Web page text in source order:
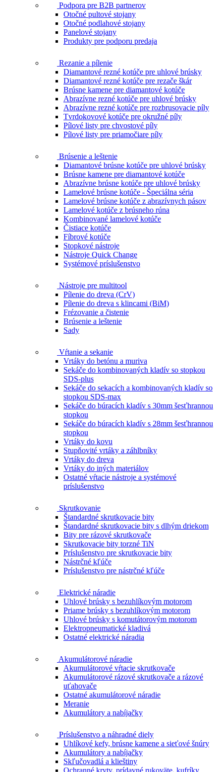
Podpora pre B2B partnerov
Otočné pultové stojany
Otočné podlahové stojany
Panelové stojany
Produkty pre podporu predaja
Rezanie a pílenie
Diamantové rezné kotúče pre uhlové brúsky
Diamantové rezné kotúče pre rezače škár
Brúsne kamene pre diamantové kotúče
Abrazívne rezné kotúče pre uhlové brúsky
Abrazívne rezné kotúče pre rozbrusovacie píly
Tvrdokovové kotúče pre okružné píly
Pílové listy pre chvostové píly
Pílové listy pre priamočiare píly
Brúsenie a leštenie
Diamantové brúsne kotúče pre uhlové brúsky
Brúsne kamene pre diamantové kotúče
Abrazívne brúsne kotúče pre uhlové brúsky
Lamelové brúsne kotúče - Špeciálna séria
Lamelové brúsne kotúče z abrazívnych pásov
Lamelové kotúče z brúsneho rúna
Kombinované lamelové kotúče
Čistiace kotúče
Fíbrové kotúče
Stopkové nástroje
Nástroje Quick Change
Systémové príslušenstvo
Nástroje pre multitool
Pílenie do dreva (CrV)
Pílenie do dreva s klincami (BiM)
Frézovanie a čistenie
Brúsenie a leštenie
Sady
Vŕtanie a sekanie
Vrtáky do betónu a muriva
Sekáče do kombinovaných kladív so stopkou
SDS-plus
Sekáče do sekacích a kombinovaných kladív so
stopkou SDS-max
Sekáče do búracích kladív s 30mm šesťhrannou
stopkou
Sekáče do búracích kladív s 28mm šesťhrannou
stopkou
Vrtáky do kovu
Stupňovité vrtáky a záhlbníky
Vrtáky do dreva
Vrtáky do iných materiálov
Ostatné vŕtacie nástroje a systémové
príslušenstvo
Skrutkovanie
Štandardné skrutkovacie bity
Štandardné skrutkovacie bity s dlhým driekom
Bity pre rázové skrutkovače
Skrutkovacie bity torzné TiN
Príslušenstvo pre skrutkovacie bity
Nástrčné kľúče
Príslušenstvo pre nástrčné kľúče
Elektrické náradie
Uhlové brúsky s bezuhlíkovým motorom
Priame brúsky s bezuhlíkovým motorom
Uhlové brúsky s komutátorovým motorom
Elektropneumatické kladivá
Ostatné elektrické náradia
Akumulátorové náradie
Akumulátorové vŕtacie skrutkovače
Akumulátorové rázové skrutkovače a rázové
uťahovače
Ostatné akumulátorové náradie
Meranie
Akumulátory a nabíjačky
Príslušenstvo a náhradné diely
Uhlíkové kefy, brúsne kamene a sieťové šnúry
Akumulátory a nabíjačky
Skľučovadlá a klieštiny
Ochranné kryty, prídavné rukoväte, kufríky